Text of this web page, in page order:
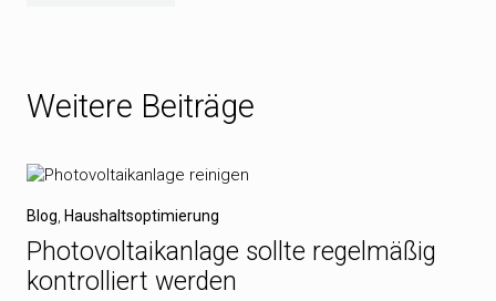
Weitere Beiträge
Blog Haushaltsoptimierung
Photovoltaikanlage sollte regelmäßig
kontrolliert werden